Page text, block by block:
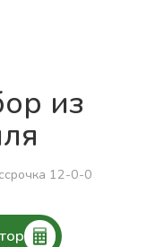
из
12-0-0